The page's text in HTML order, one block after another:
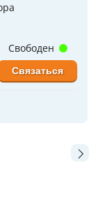
Свободен
Связаться